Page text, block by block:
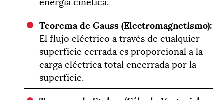
Teorema de Gauss (Electromagnetismo):
El flujo eléctrico a través de cualquier
superficie cerrada es proporcional a la
carga eléctrica total encerrada por la
superficie.